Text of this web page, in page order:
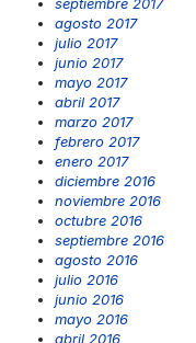
agosto 2017
julio 2017
junio 2017
mayo 2017
abril 2017
marzo 2017
febrero 2017
enero 2017
diciembre 2016
noviembre 2016
octubre 2016
septiembre 2016
agosto 2016
julio 2016
junio 2016
mayo 2016
abril 2016